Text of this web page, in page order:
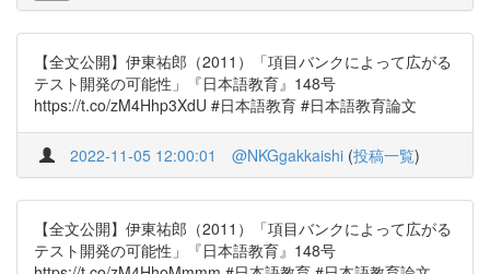
【全文公開】伊東祐郎（2011）「項目バンクによって広がる
テスト開発の可能性」『日本語教育』148号
https://t.co/zM4Hhp3XdU #日本語教育 #日本語教育論文
2022-11-05 12:00:01 @NKGgakkaishi (投稿一覧)
【全文公開】伊東祐郎（2011）「項目バンクによって広がる
テスト開発の可能性」『日本語教育』148号